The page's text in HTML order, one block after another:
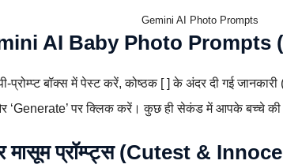
Gemini AI Photo Prompts
AI Baby Photo Prompts
प्रोम्प्ट बॉक्स में पेस्ट करें, कोष्ठक [ ] के अंदर दी गई
पर क्लिक करें। कुछ ही सेकंड में आपके बच्चे की
प्रॉम्प्ट्स (Cutest &